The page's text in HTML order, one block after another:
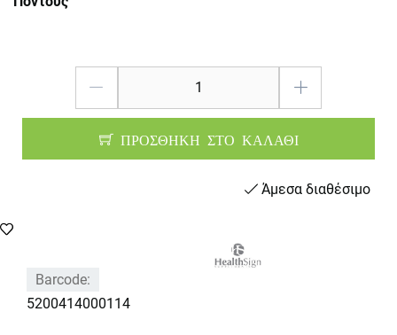
ΠΡΟΣΘΗΚΗ ΣΤΟ ΚΑΛΑΘΙ
Άμεσα διαθέσιμο
Barcode:
5200414000114